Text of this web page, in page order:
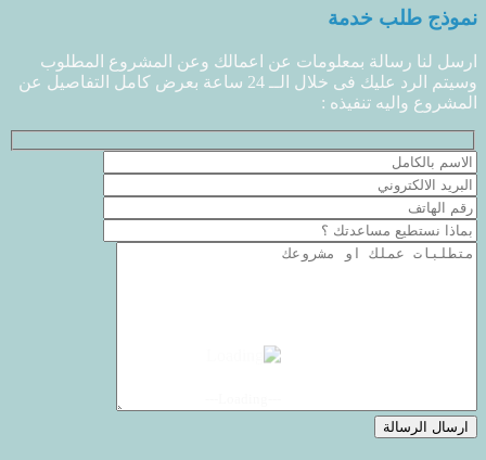
نموذج طلب خدمة
ارسل لنا رسالة بمعلومات عن اعمالك وعن المشروع المطلوب
وسيتم الرد عليك فى خلال الــ 24 ساعة بعرض كامل التفاصيل عن
المشروع واليه تنفيذه :